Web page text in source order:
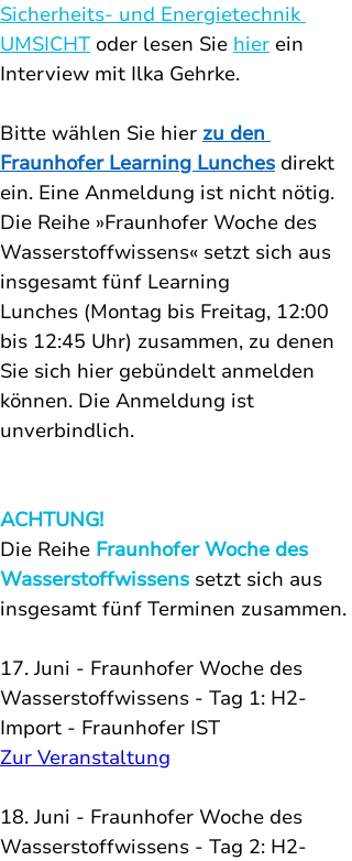
Sicherheits- und Energietechnik
UMSICHT oder lesen Sie hier ein
Interview mit Ilka Gehrke.
Bitte wählen Sie hier zu den
Fraunhofer Learning Lunches direkt
ein. Eine Anmeldung ist nicht nötig.
Die Reihe »Fraunhofer Woche des
Wasserstoffwissens« setzt sich aus
insgesamt fünf Learning
Lunches (Montag bis Freitag, 12:00
bis 12:45 Uhr) zusammen, zu denen
Sie sich hier gebündelt anmelden
können. Die Anmeldung ist
unverbindlich.
ACHTUNG!
Die Reihe Fraunhofer Woche des
Wasserstoffwissens setzt sich aus
insgesamt fünf Terminen zusammen.
17. Juni - Fraunhofer Woche des
Wasserstoffwissens - Tag 1: H2-
Import - Fraunhofer IST
Zur Veranstaltung
18. Juni - Fraunhofer Woche des
Wasserstoffwissens - Tag 2: H2-